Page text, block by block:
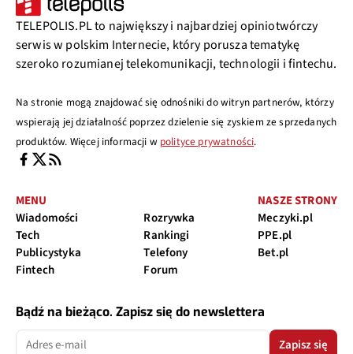
TELEPOLIS.PL to największy i najbardziej opiniotwórczy
serwis w polskim Internecie, który porusza tematykę
szeroko rozumianej telekomunikacji, technologii i fintechu.
Na stronie mogą znajdować się odnośniki do witryn partnerów, którzy
wspierają jej działalność poprzez dzielenie się zyskiem ze sprzedanych
produktów. Więcej informacji w polityce prywatności.
MENU
Wiadomości
Tech
Publicystyka
Fintech
Rozrywka
Rankingi
Telefony
Forum
NASZE STRONY
Meczyki.pl
PPE.pl
Bet.pl
Bądź na bieżąco. Zapisz się do newslettera
Zapisz się